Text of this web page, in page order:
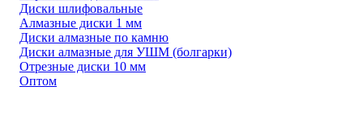
Диски шлифовальные
Алмазные диски 1 мм
Диски алмазные по камню
Диски алмазные для УШМ (болгарки)
Отрезные диски 10 мм
Оптом